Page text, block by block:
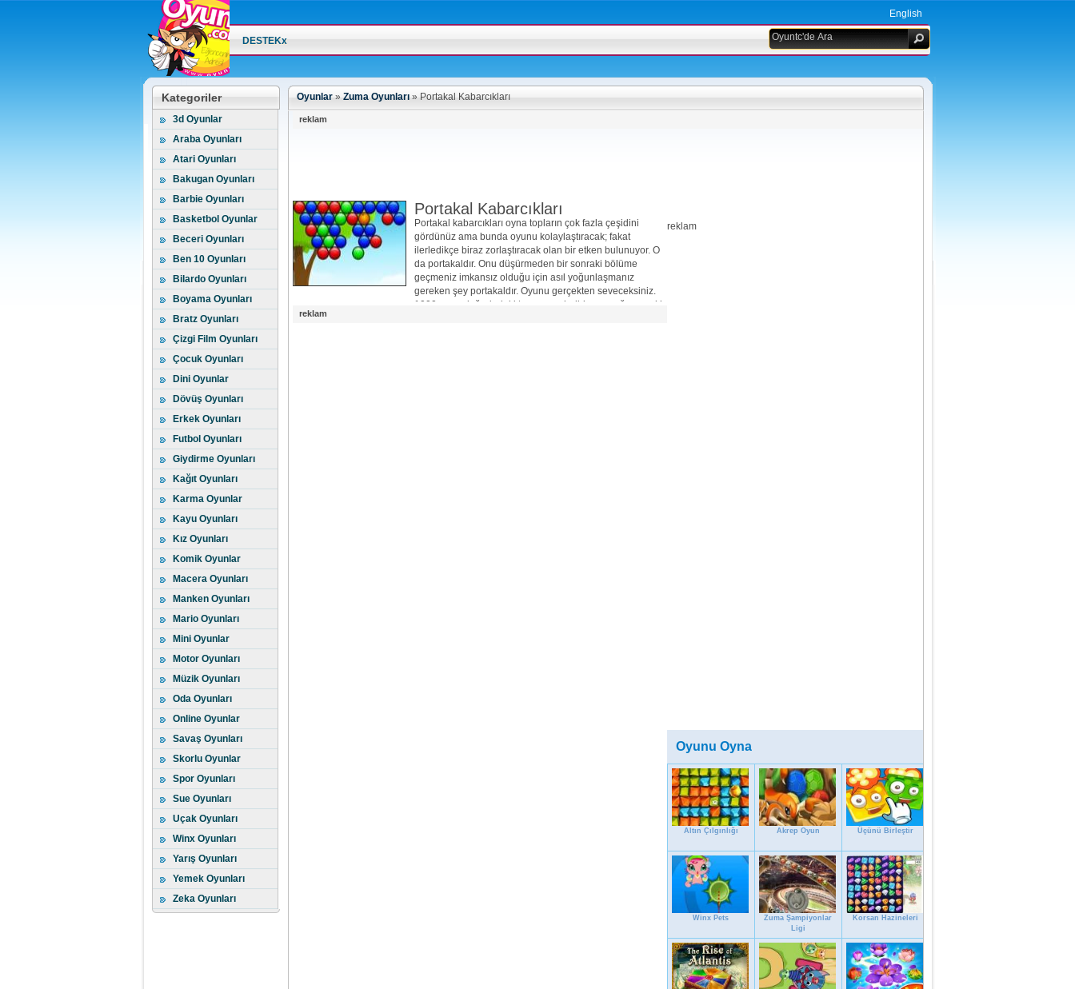
English
DESTEKx
Kategoriler
3d Oyunlar
Araba Oyunları
Atari Oyunları
Bakugan Oyunları
Barbie Oyunları
Basketbol Oyunlar
Beceri Oyunları
Ben 10 Oyunları
Bilardo Oyunları
Boyama Oyunları
Bratz Oyunları
Çizgi Film Oyunları
Çocuk Oyunları
Dini Oyunlar
Dövüş Oyunları
Erkek Oyunları
Futbol Oyunları
Giydirme Oyunları
Kağıt Oyunları
Karma Oyunlar
Kayu Oyunları
Kız Oyunları
Komik Oyunlar
Macera Oyunları
Manken Oyunları
Mario Oyunları
Mini Oyunlar
Motor Oyunları
Müzik Oyunları
Oda Oyunları
Online Oyunlar
Savaş Oyunları
Skorlu Oyunlar
Spor Oyunları
Sue Oyunları
Uçak Oyunları
Winx Oyunları
Yarış Oyunları
Yemek Oyunları
Zeka Oyunları
Oyunlar » Zuma Oyunları »Portakal Kabarcıkları
reklam
Portakal Kabarcıkları
Portakal kabarcıkları oyna topların çok fazla çeşidini
gördünüz ama bunda oyunu kolaylaştıracak; fakat
ilerledikçe biraz zorlaştıracak olan bir etken bulunuyor. O
da portakaldır. Onu düşürmeden bir sonraki bölüme
geçmeniz imkansız olduğu için asıl yoğunlaşmanız
gereken şey portakaldır. Oyunu gerçekten seveceksiniz.
1000 puan değerindeki turuncuyu indirince aşağı sonraki
reklam
reklam
Oyunu Oyna
Altın Çılgınlığı Akrep Oyun Üçünü Birleştir
Winx Pets
Zuma Şampiyonlar
Ligi
Korsan Hazineleri